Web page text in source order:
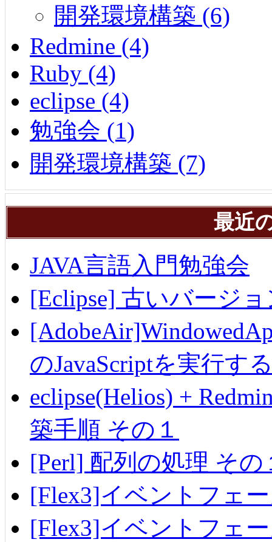
開発環境構築 (6)
Redmine (4)
Ruby (4)
eclipse (4)
勉強会 (1)
開発環境構築 (7)
最近
JAVA言語入門勉強会
[Eclipse] 古いバージ
のJavaScriptを実行す
eclipse(Helios) +
築手順 その１
[Perl] 配列の処理 その
[Flex3]イベントフェ
[Flex3]イベントフェ